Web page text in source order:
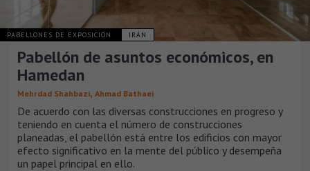
PABELLONES DE EXPOSICIÓN IRÁN
Pabellón de asuntos económicos​, en
Hamedan​
Mehrdad Shahbazi, Ahmad Bathaei
De acuerdo con ​las ​diversas construcciones en progreso y
teniendo en cuenta el número de construcciones
planeadas, el pabellón está entre l​os edificios con ​mayor ​
efecto significativo en la mente del público y desempeña ​
un​ papel principal en ello.